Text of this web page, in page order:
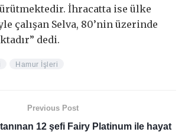
İhracatta ise ülke
çalışan Selva, 80’nin üzerinde
dedi.
Hamur İşleri
Previous Post
12 şefi Fairy Platinum ile hayat